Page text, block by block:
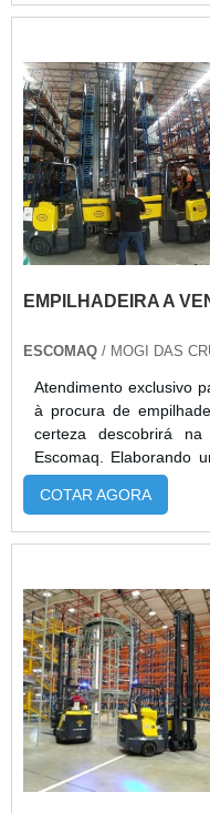
qualidades deste
trabalhar em corredores
reduzido, est...
EMPILHADEIRA A
ESCOMAQ / MOGI DAS
Atendimento exclusivo
à procura de
certeza descobrirá
Escomaq. Elaborando
própria empresa e
qualidade e preço
VENDA USADASe
segura, descobre o site
expressão de me...
COTAR AGORA